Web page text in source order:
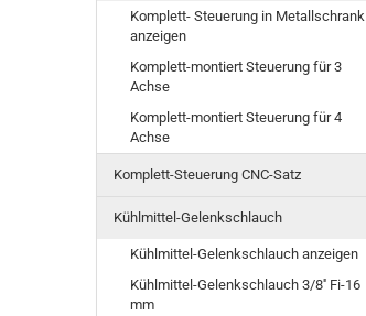
Komplett- Steuerung in Metallschrank
anzeigen
Komplett-montiert Steuerung für 3
Achse
Komplett-montiert Steuerung für 4
Achse
Komplett-Steuerung CNC-Satz
Kühlmittel-Gelenkschlauch
Kühlmittel-Gelenkschlauch anzeigen
Kühlmittel-Gelenkschlauch 3/8'' Fi-16
mm